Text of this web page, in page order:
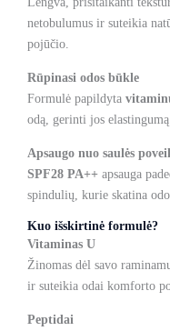
netobulumus ir suteikia
pojūčio.
Rūpinasi odos būkle
Formulė papildyta
odą, gerinti jos
Apsaugo nuo saulės
SPF28 PA++ apsauga
spindulių, kurie skatina
Kuo išskirtinė formulė?
Vitaminas U
Žinomas dėl savo
ir suteikia odai komforto
Peptidai